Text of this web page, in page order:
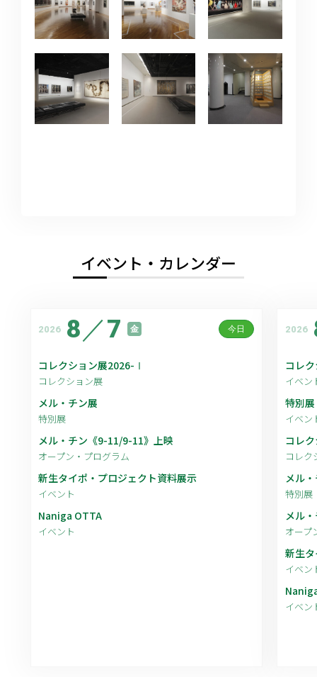
イベント・カレンダー
2026 8／7 金 今日
コレクション展2026-Ⅰ
コレクション展
メル・チン展
特別展
メル・チン《9-11/9-11》上映
オープン・プログラム
新生タイポ・プロジェクト資料展示
イベント
Naniga OTTA
イベント
2026
コレ
イベン
特別
イベン
コレ
コレク
メル
特別展
メル
オープ
新生
イベン
イベン